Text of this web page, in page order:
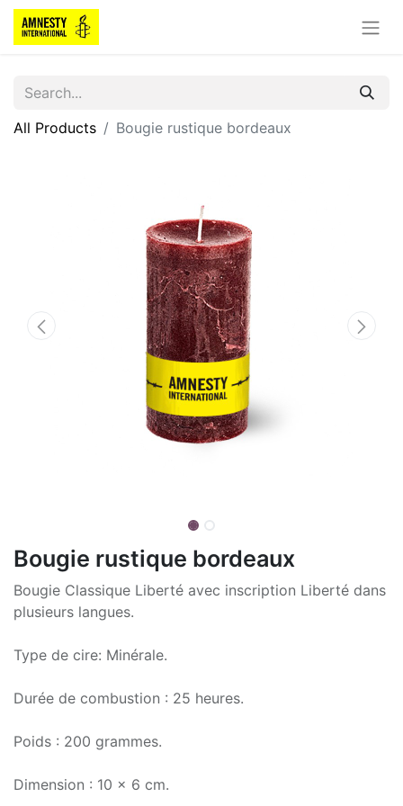
All Products Bougie rustique bordeaux
Bougie rustique bordeaux
Bougie Classique Liberté avec inscription Liberté dans
plusieurs langues.
Type de cire: Minérale.
Durée de combustion : 25 heures.
Poids : 200 grammes.
Dimension : 10 x 6 cm.